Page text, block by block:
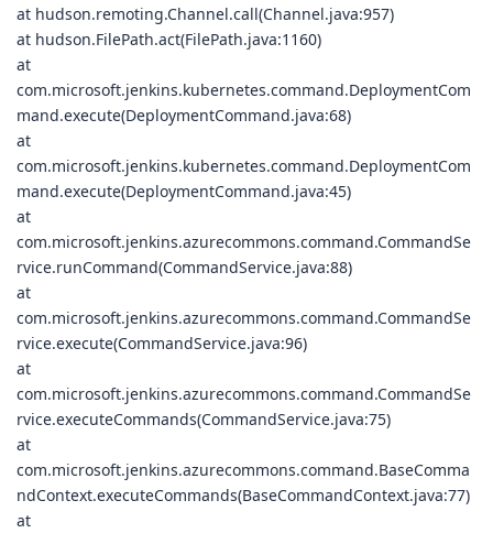
at hudson.remoting.Channel.call(Channel.java:957)
at hudson.FilePath.act(FilePath.java:1160)
at
com.microsoft.jenkins.kubernetes.command.DeploymentCom
mand.execute(DeploymentCommand.java:68)
at
com.microsoft.jenkins.kubernetes.command.DeploymentCom
mand.execute(DeploymentCommand.java:45)
at
com.microsoft.jenkins.azurecommons.command.CommandSe
rvice.runCommand(CommandService.java:88)
at
com.microsoft.jenkins.azurecommons.command.CommandSe
rvice.execute(CommandService.java:96)
at
com.microsoft.jenkins.azurecommons.command.CommandSe
rvice.executeCommands(CommandService.java:75)
at
com.microsoft.jenkins.azurecommons.command.BaseComma
ndContext.executeCommands(BaseCommandContext.java:77)
at